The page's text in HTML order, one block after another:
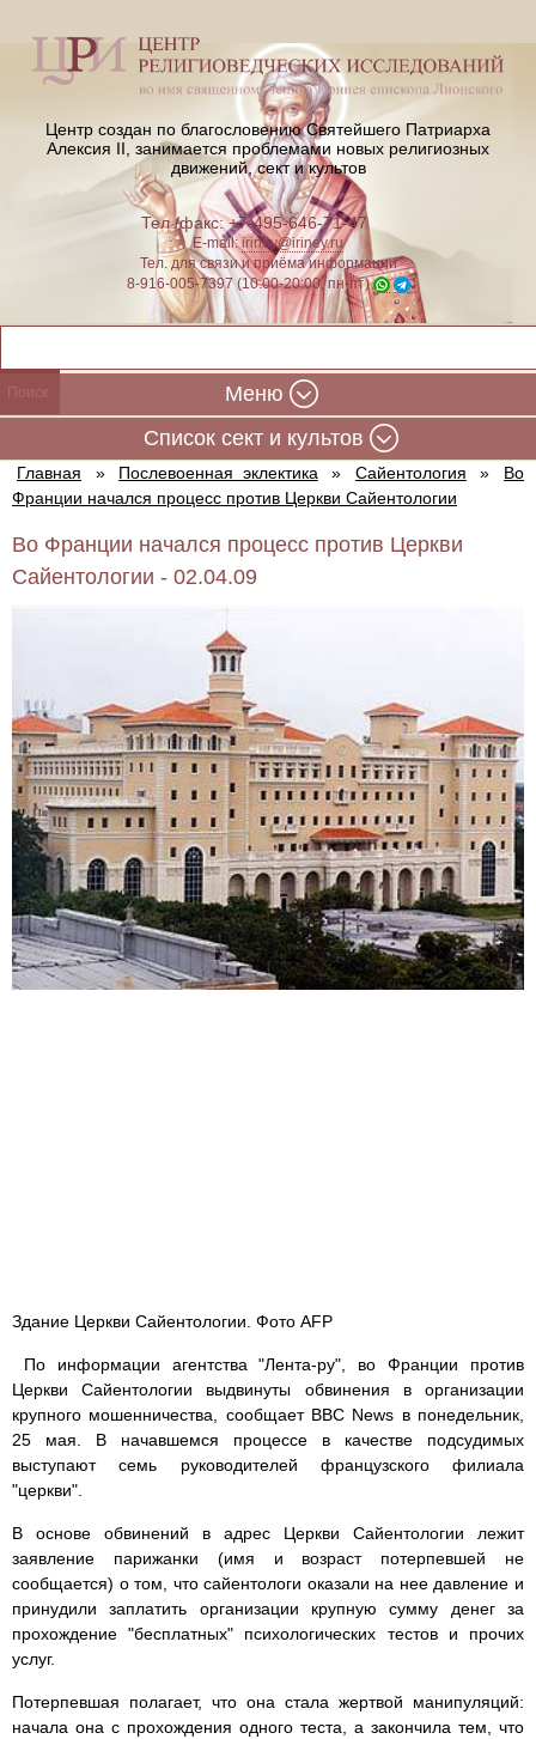
Центр создан по благословению Святейшего Патриарха
Алексия II, занимается проблемами новых религиозных
движений, сект и культов
Тел./факс: +7-495-646-71-47
E-mail:iriney@iriney.ru
Тел. для связи и приёма информации
8-916-005-7397 (10:00-20:00, пн-пт)
Меню
Cписок сект и культов
Главная » Послевоенная эклектика » Сайентология »
Во
Франции начался процесс против Церкви Сайентологии
Во Франции начался процесс против Церкви
Сайентологии - 02.04.09
Здание Церкви Сайентологии. Фото AFP
По информации агентства "Лента-ру", во Франции против
Церкви Сайентологии выдвинуты обвинения в организации
крупного мошенничества, сообщает BBC News в понедельник,
25 мая. В начавшемся процессе в качестве подсудимых
выступают семь руководителей французского филиала
"церкви".
В основе обвинений в адрес Церкви Сайентологии лежит
заявление парижанки (имя и возраст потерпевшей не
сообщается) о том, что сайентологи оказали на нее давление и
принудили заплатить организации крупную сумму денег за
прохождение "бесплатных" психологических тестов и прочих
услуг.
Потерпевшая полагает, что она стала жертвой манипуляций:
начала она с прохождения одного теста, а закончила тем, что